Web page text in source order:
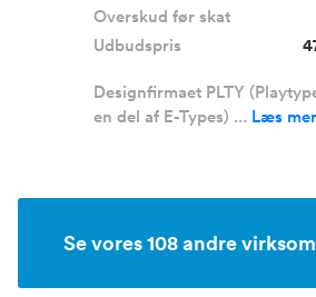
Overskud før skat
Udbudspris
Designfirmaet PLTY
en del af E-Types) ... Læs
Se vores 108 andre